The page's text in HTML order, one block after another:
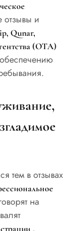
отзывы и
Qunar,
(OTA)
тем в отзывах
на